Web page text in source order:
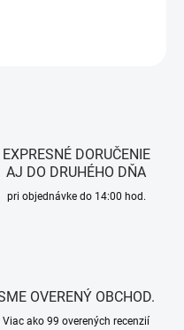
EXPRESNÉ DORUČENIE
AJ DO DRUHÉHO DŇA
pri objednávke do 14:00 hod.
OVERENÝ OBCHOD.
Viac ako 99 overených recenzií